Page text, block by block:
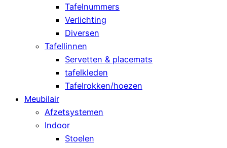
Tafelnummers
Verlichting
Diversen
Tafellinnen
Servetten & placemats
tafelkleden
Tafelrokken/hoezen
Meubilair
Afzetsystemen
Indoor
Stoelen